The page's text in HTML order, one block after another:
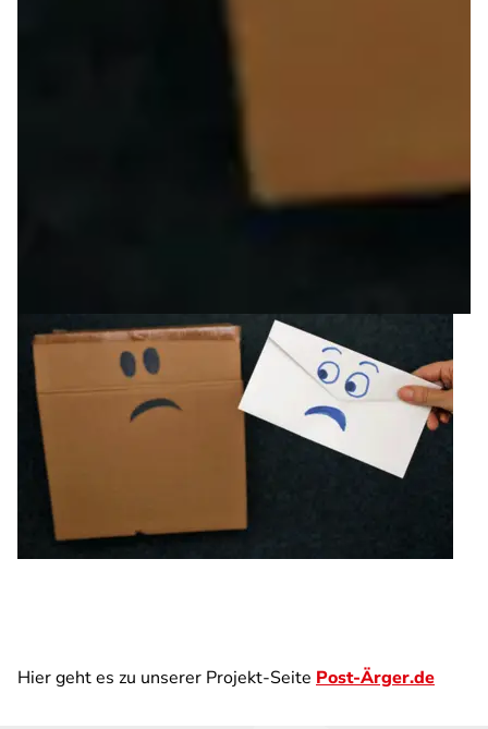
Hier geht es zu unserer Projekt-Seite Post-Ärger.de